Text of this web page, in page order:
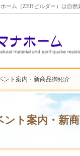
ント案内・新
ーム（ZEHビルダー）は自
ント案内・新商品御紹介